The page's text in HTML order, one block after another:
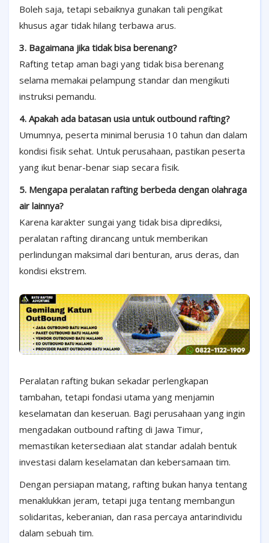
Boleh saja, tetapi sebaiknya gunakan tali pengikat
khusus agar tidak hilang terbawa arus.
3. Bagaimana jika tidak bisa berenang?
Rafting tetap aman bagi yang tidak bisa berenang
selama memakai pelampung standar dan mengikuti
instruksi pemandu.
4. Apakah ada batasan usia untuk outbound rafting?
Umumnya, peserta minimal berusia 10 tahun dan dalam
kondisi fisik sehat. Untuk perusahaan, pastikan peserta
yang ikut benar-benar siap secara fisik.
5. Mengapa peralatan rafting berbeda dengan olahraga
air lainnya?
Karena karakter sungai yang tidak bisa diprediksi,
peralatan rafting dirancang untuk memberikan
perlindungan maksimal dari benturan, arus deras, dan
kondisi ekstrem.
Peralatan rafting bukan sekadar perlengkapan
tambahan, tetapi fondasi utama yang menjamin
keselamatan dan keseruan. Bagi perusahaan yang ingin
mengadakan outbound rafting di Jawa Timur,
memastikan ketersediaan alat standar adalah bentuk
investasi dalam keselamatan dan kebersamaan tim.
Dengan persiapan matang, rafting bukan hanya tentang
menaklukkan jeram, tetapi juga tentang membangun
solidaritas, keberanian, dan rasa percaya antarindividu
dalam sebuah tim.